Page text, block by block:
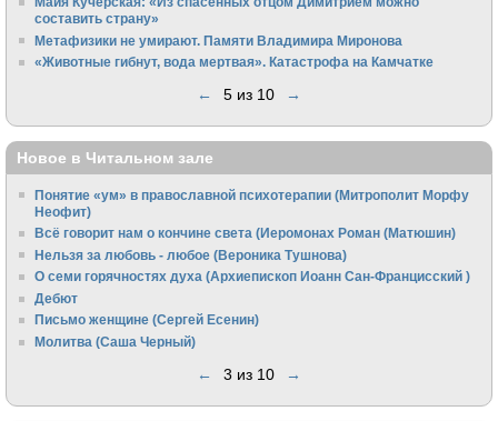
составить страну»
Метафизики не умирают. Памяти Владимира Миронова
«Животные гибнут, вода мертвая». Катастрофа на Камчатке
← 5 из 10 →
Новое в Читальном зале
Понятие «ум» в православной психотерапии (Митрополит Морфу
Неофит)
Всё говорит нам о кончине света (Иеромонах Роман (Матюшин)
Нельзя за любовь - любое (Вероника Тушнова)
О семи горячностях духа (Архиепископ Иоанн Сан-Францисский )
Дебют
Письмо женщине (Сергей Есенин)
Молитва (Саша Черный)
← 3 из 10 →